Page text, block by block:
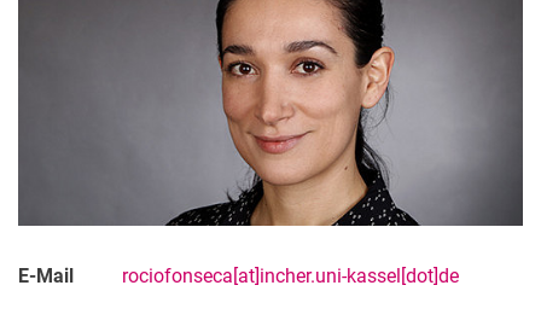
Maximiliane Reifenscheid, M.A.
E-Mail rociofonseca[at]incher.uni-kassel[dot]de